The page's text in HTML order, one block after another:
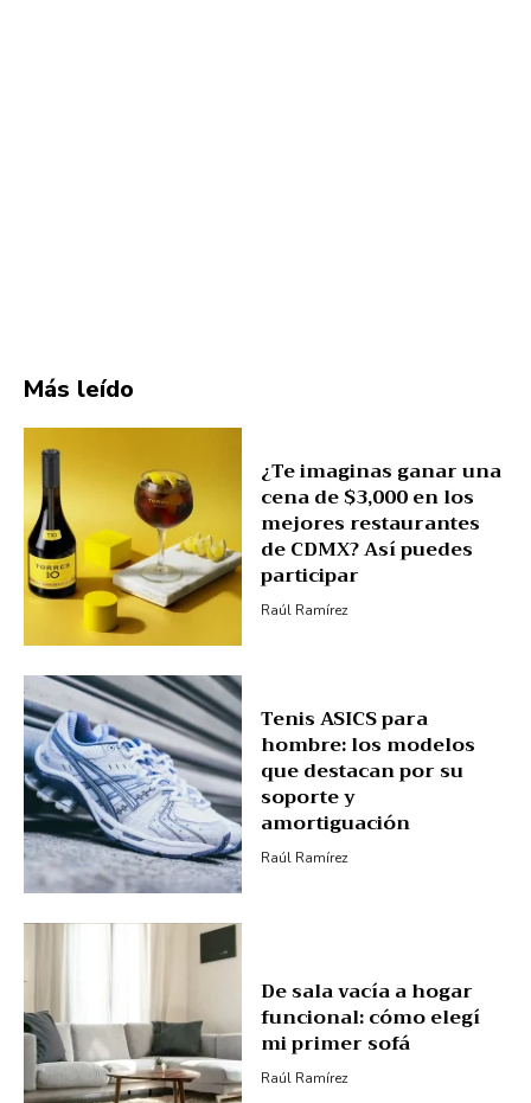
Más leído
¿Te imaginas ganar una
cena de $3,000 en los
mejores restaurantes
de CDMX? Así puedes
participar
Raúl Ramírez
Tenis ASICS para
hombre: los modelos
que destacan por su
soporte y
amortiguación
Raúl Ramírez
De sala vacía a hogar
funcional: cómo elegí
mi primer sofá
Raúl Ramírez